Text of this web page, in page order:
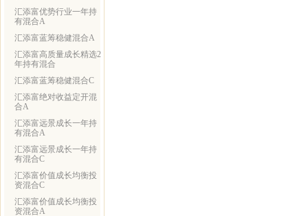
汇添富优势行业一年持
有混合A
汇添富蓝筹稳健混合A
汇添富高质量成长精选2
年持有混合
汇添富蓝筹稳健混合C
汇添富绝对收益定开混
合A
汇添富远景成长一年持
有混合A
汇添富远景成长一年持
有混合C
汇添富价值成长均衡投
资混合C
汇添富价值成长均衡投
资混合A